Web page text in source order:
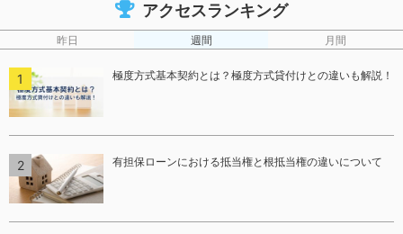
アクセスランキング
昨日 週間 月間
極度方式基本契約とは？極度方式貸付けとの違いも解説！
有担保ローンにおける抵当権と根抵当権の違いについて